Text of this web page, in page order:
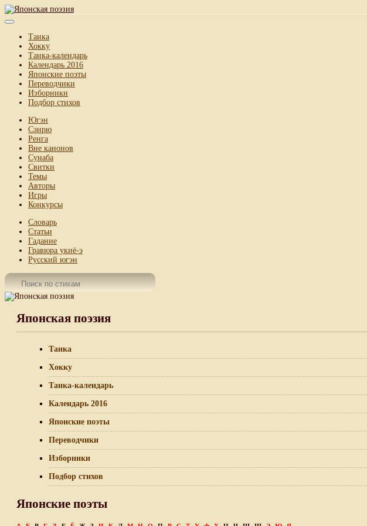
Танка
Хокку
Танка-календарь
Календарь 2016
Японские поэты
Переводчики
Изборники
Подбор стихов
Югэн
Сэнрю
Ренга
Вне канонов
Сунаба
Свитки
Темы
Авторы
Игры
Конкурсы
Словарь
Статьи
Гадание
Гравюра укиё-э
Русский югэн
Японская поэзия
Танка
Хокку
Танка-календарь
Календарь 2016
Японские поэты
Переводчики
Изборники
Подбор стихов
Японские поэты